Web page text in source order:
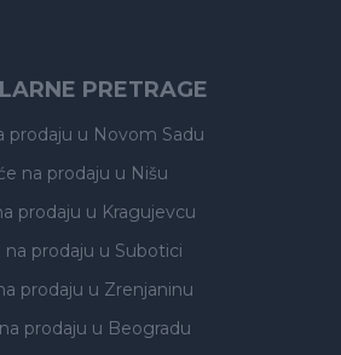
PRETRAGE
prodaju u Novom Sadu
na prodaju u Nišu
prodaju u Kragujevcu
na prodaju u Subotici
prodaju u Zrenjaninu
prodaju u Beogradu